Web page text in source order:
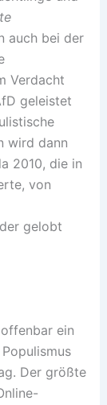
auch bei der
Verdacht
geleistet
wird dann
2010, die in
von
gelobt
ein
Der größte